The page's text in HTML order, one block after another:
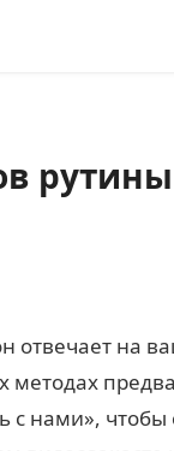
отвечает на
методах
нами», чтобы